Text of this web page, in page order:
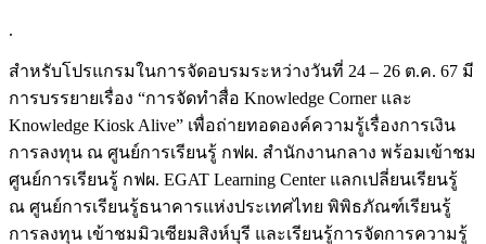
.
สำหรับโปรแกรมในการจัดอบรมระหว่างวันที่ 24 – 26 ต.ค. 67 มี
การบรรยายเรื่อง “การจัดทำสื่อ Knowledge Corner และ
Knowledge Kiosk Alive” เพื่อถ่ายทอดองค์ความรู้เรื่องการเงิน
การลงทุน ณ ศูนย์การเรียนรู้ กฟผ. สำนักงานกลาง พร้อมเข้าชม
ศูนย์การเรียนรู้ กฟผ. EGAT Learning Center แลกเปลี่ยนเรียนรู้
ณ ศูนย์การเรียนรู้ธนาคารแห่งประเทศไทย พิพิธภัณฑ์เรียนรู้
การลงทุน เข้าชมมิวเซียมสิงห์บุรี และเรียนรู้การจัดการความรู้